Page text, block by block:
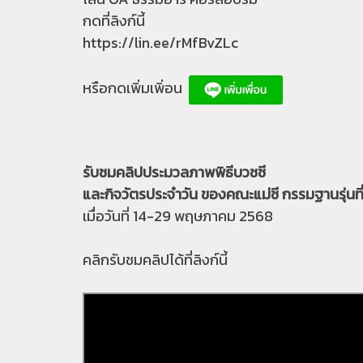
กดที่ลิงก์นี้
https://lin.ee/rMfBvZLc
หรือกดเพิ่มเพิ่อน
รับชมคลิปประมวลภาพพิธีบวชชี
และกิจวัตรประจำวัน ของคณะแม่ชี กรรมฐานรุ่น
เมื่อวันที่ 14-29 พฤษภาคม 2568
คลิกรับชมคลิปได้ที่ลิงก์นี้